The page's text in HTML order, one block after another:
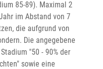
85-89). Maximal 2
im Abstand von 7
die aufgrund von
Die angegebene
"50 - 90% der
sowie eine